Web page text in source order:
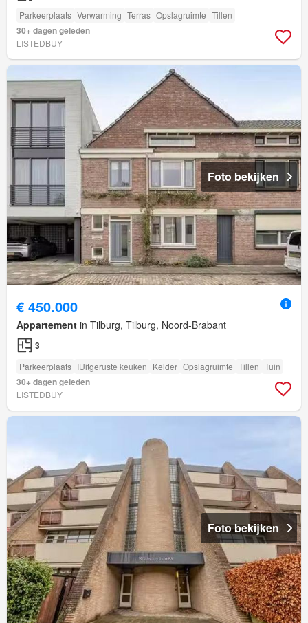
Parkeerplaats Verwarming Terras Opslagruimte Tillen
30+ dagen geleden
LISTEDBUY
Foto bekijken
€ 450.000
Appartement in Tilburg, Tilburg, Noord-Brabant
3
Parkeerplaats IUitgeruste keuken Kelder Opslagruimte Tillen Tuin
30+ dagen geleden
LISTEDBUY
Foto bekijken